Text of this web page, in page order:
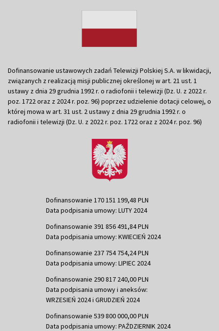
Dofinansowanie ustawowych zadań Telewizji Polskiej S.A. w likwidacji,
związanych z realizacją misji publicznej określonej w art. 21 ust. 1
ustawy z dnia 29 grudnia 1992 r. o radiofonii i telewizji (Dz. U. z 2022 r.
poz. 1722 oraz z 2024 r. poz. 96) poprzez udzielenie dotacji celowej, o
której mowa w art. 31 ust. 2 ustawy z dnia 29 grudnia 1992 r. o
radiofonii i telewizji (Dz. U. z 2022 r. poz. 1722 oraz z 2024 r. poz. 96)
Dofinansowanie 170 151 199,48 PLN
Data podpisania umowy: LUTY 2024
Dofinansowanie 391 856 491,84 PLN
Data podpisania umowy: KWIECIEŃ 2024
Dofinansowanie 237 754 754,24 PLN
Data podpisania umowy: LIPIEC 2024
Dofinansowanie 290 817 240,00 PLN
Data podpisania umowy i aneksów:
WRZESIEŃ 2024 i GRUDZIEŃ 2024
Dofinansowanie 539 800 000,00 PLN
Data podpisania umowy: PAŹDZIERNIK 2024